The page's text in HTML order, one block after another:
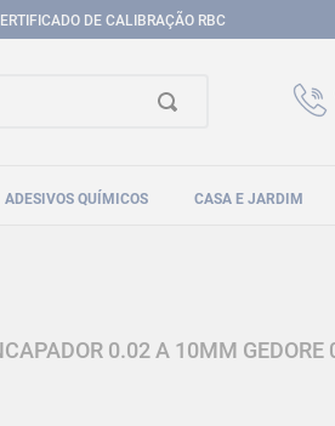
DE CALIBRAÇÃO RBC
ADESIVOS QUÍMICOS CASA E JARDIM
0.02 A 10MM GEDORE